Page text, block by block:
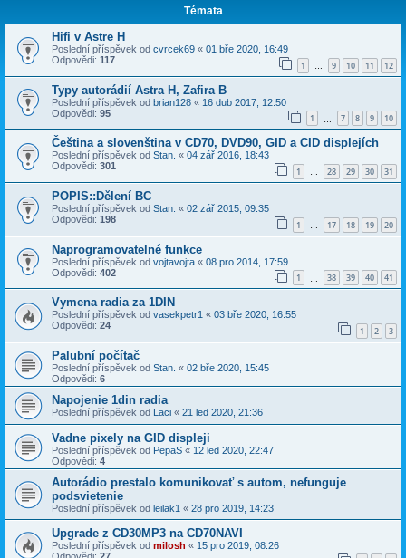
Témata
Hifi v Astre H
Poslední příspěvek od cvrcek69 « 01 bře 2020, 16:49
Odpovědi: 117 1 … 9 10 11 12
Typy autorádií Astra H, Zafira B
Poslední příspěvek od brian128 « 16 dub 2017, 12:50
Odpovědi: 95 1 7 8 9 10
Čeština a slovenština v CD70, DVD90, GID a CID displejích
Poslední příspěvek od Stan. « 04 zář 2016, 18:43
Odpovědi: 301 1 … 28 29 30 31
POPIS::Dělení BC
Poslední příspěvek od Stan. « 02 zář 2015, 09:35
Odpovědi: 198 1 … 17 18 19 20
Naprogramovatelné funkce
Poslední příspěvek od vojtavojta « 08 pro 2014, 17:59
Odpovědi: 402 1 38 39 40 41
Vymena radia za 1DIN
Poslední příspěvek od vasekpetr1 « 03 bře 2020, 16:55
Odpovědi: 24 1 2 3
Palubní počítač
Poslední příspěvek od Stan. « 02 bře 2020, 15:45
Odpovědi: 6
Napojenie 1din radia
Poslední příspěvek od Laci « 21 led 2020, 21:36
Vadne pixely na GID displeji
Poslední příspěvek od PepaS « 12 led 2020, 22:47
Odpovědi: 4
Autorádio prestalo komunikovať s autom, nefunguje
podsvietenie
Poslední příspěvek od leilak1 « 28 pro 2019, 14:23
Upgrade z CD30MP3 na CD70NAVI
Poslední příspěvek od milosh « 15 pro 2019, 08:26